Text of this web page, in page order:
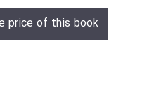
price of this book